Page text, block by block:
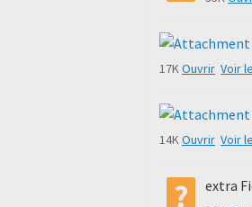
17KOuvrir Voir
14KOuvrir Voir
extra